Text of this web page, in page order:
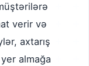
verir və
axtarış
almağa